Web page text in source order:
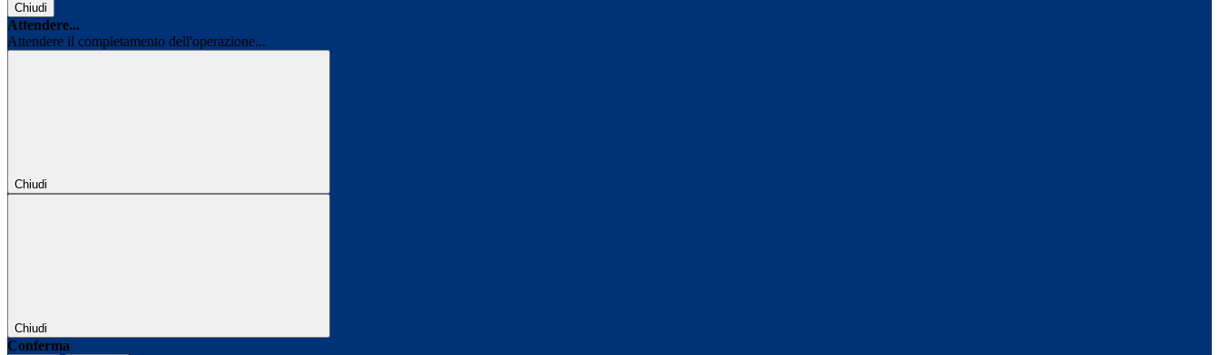
Chiudi
Attendere...
Attendere il completamento dell'operazione...
Chiudi
Chiudi
Conferma